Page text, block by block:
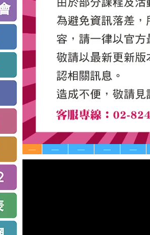
— — — — —